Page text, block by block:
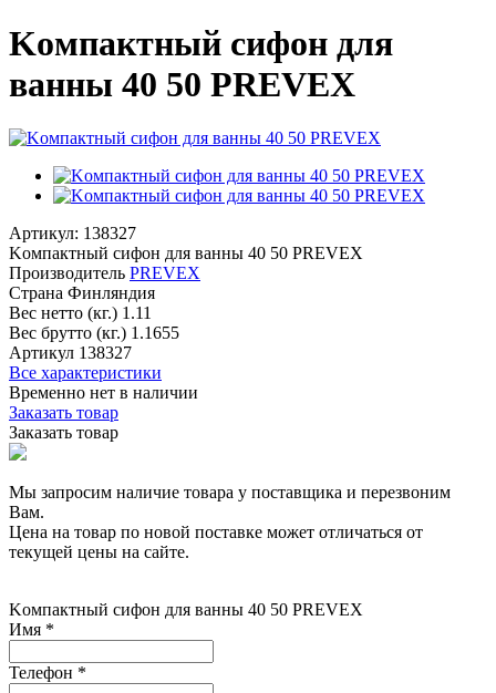
Koмпaктный сифoн для
вaнны 40 50 PREVEX
Артикул: 138327
Koмпaктный сифoн для вaнны 40 50 PREVEX
Производитель PREVEX
Страна Финляндия
Вес нетто (кг.) 1.11
Вес брутто (кг.) 1.1655
Артикул 138327
Все характеристики
Временно нет в наличии
Заказать товар
Заказать товар
Мы запросим наличие товара у поставщика и перезвоним
Вам.
Цена на товар по новой поставке может отличаться от
текущей цены на сайте.
Koмпaктный сифoн для вaнны 40 50 PREVEX
Имя *
Телефон *